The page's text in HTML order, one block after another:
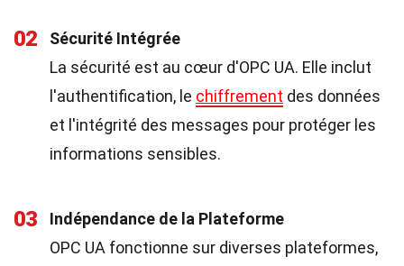
02
Sécurité Intégrée
La sécurité est au cœur d'OPC UA. Elle inclut
l'authentification, le chiffrement des données
et l'intégrité des messages pour protéger les
informations sensibles.
03
Indépendance de la Plateforme
OPC UA fonctionne sur diverses plateformes,